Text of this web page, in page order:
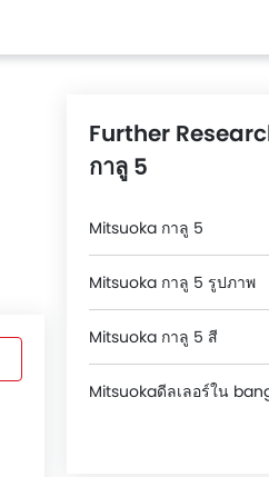
Further
กาลู 5
Mitsuoka กาลู 5
Mitsuoka กาลู 5 รูปภาพ
Mitsuoka กาลู 5 สี
Mitsuokaดีลเลอร์ใน